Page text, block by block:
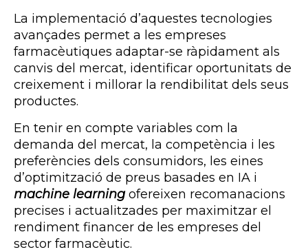
La implementació d’aquestes tecnologies
avançades permet a les empreses
farmacèutiques adaptar-se ràpidament als
canvis del mercat, identificar oportunitats de
creixement i millorar la rendibilitat dels seus
productes.
En tenir en compte variables com la
demanda del mercat, la competència i les
preferències dels consumidors, les eines
d’optimització de preus basades en IA i
machine learningofereixen recomanacions
precises i actualitzades per maximitzar el
rendiment financer de les empreses del
sector farmacèutic.